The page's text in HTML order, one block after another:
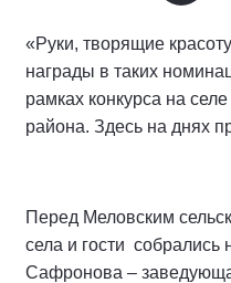
«Руки, творящие
награды в таких
рамках конкурса на
района. Здесь на днях
Перед Меловским
села и гости
Сафронова –